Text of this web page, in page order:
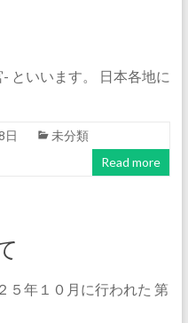
といいます。 日本各地に
日
未分類
Read more
５年１０月に行われた 第